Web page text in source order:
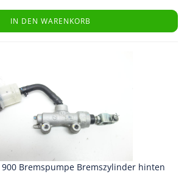
IN DEN WARENKORB
900 Bremspumpe Bremszylinder hinten